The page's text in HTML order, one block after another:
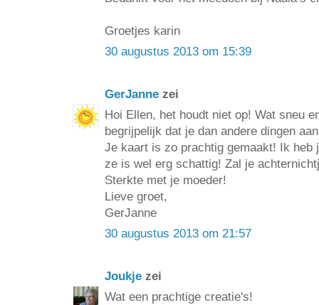
Groetjes karin
30 augustus 2013 om 15:39
GerJanne zei
Hoi Ellen, het houdt niet op! Wat sneu
begrijpelijk dat je dan andere dingen
Je kaart is zo prachtig gemaakt! Ik heb
ze is wel erg schattig! Zal je
Sterkte met je moeder!
Lieve groet,
GerJanne
30 augustus 2013 om 21:57
Joukje zei
Wat een prachtige creatie's!